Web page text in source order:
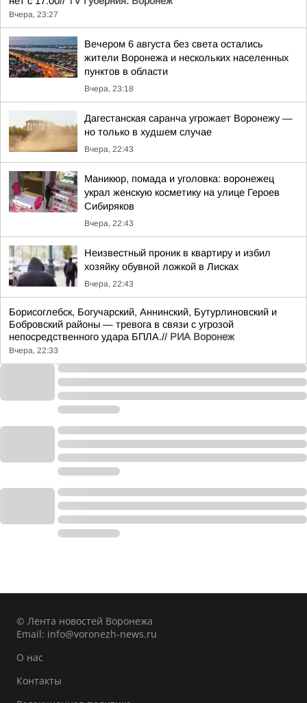
Вчера, 23:27
Вечером 6 августа без света остались
жители Воронежа и нескольких населенных
пунктов в области
Вчера, 23:18
Дагестанская саранча угрожает Воронежу —
но только в худшем случае
Вчера, 22:43
Маникюр, помада и уголовка: воронежец
украл женскую косметику на улице Героев
Сибиряков
Вчера, 22:43
Неизвестный проник в квартиру и избил
хозяйку обувной ложкой в Лисках
Вчера, 22:43
Борисоглебск, Богучарский, Аннинский, Бутурлиновский и
Бобровский районы — тревога в связи с угрозой
непосредственного удара БПЛА.// РИА Воронеж
Вчера, 22:33
© Лента новостей Воронежа
Email: info@voronezh-news.ru
О нас
Контакты